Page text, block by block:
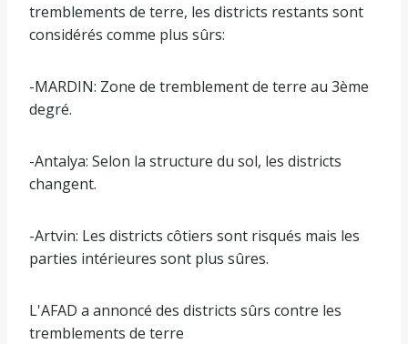
tremblements de terre, les districts restants sont
considérés comme plus sûrs:
-MARDIN: Zone de tremblement de terre au 3ème
degré.
-Antalya: Selon la structure du sol, les districts
changent.
-Artvin: Les districts côtiers sont risqués mais les
parties intérieures sont plus sûres.
L'AFAD a annoncé des districts sûrs contre les
tremblements de terre